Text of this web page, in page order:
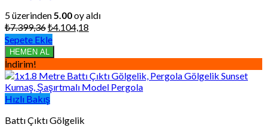
5 üzerinden 5.00oy aldı
₺7.399,36Orijinal
fiyat:
₺7.399,36.
₺4.104,18
₺4.104,18.
Sepete Ekle
HEMEN AL
İndirim!
Hızlı Bakış
Battı Çıktı Gölgelik